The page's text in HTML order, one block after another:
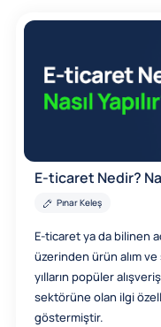
E-ticaret Nedir?
Pınar Keleş
E-ticaret ya da bilinen
üzerinden ürün alım
yılların popüler
sektörüne olan ilgi
göstermiştir.